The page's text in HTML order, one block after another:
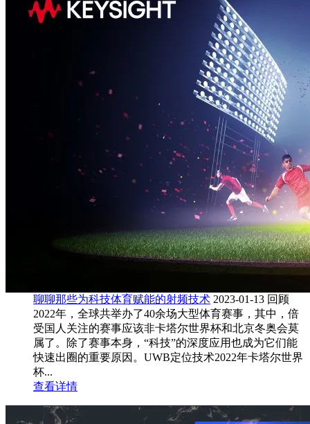
聊聊那些为科技体育赋能的射频技术 2023-01-13 回顾
2022年，全球共举办了40余场大型体育赛事，其中，倍
受国人关注的赛事应该非卡塔尔世界杯和北京冬奥会莫
属了。除了赛事本身，“科技”的深度应用也成为它们能
快速出圈的重要原因。UWB定位技术2022年卡塔尔世界
杯...
查看详情